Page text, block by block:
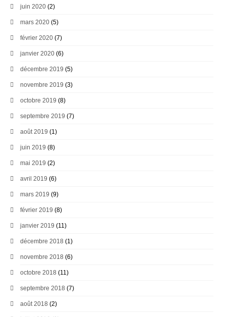
juin 2020 (2)
mars 2020 (5)
février 2020 (7)
janvier 2020 (6)
décembre 2019 (5)
novembre 2019 (3)
octobre 2019 (8)
septembre 2019 (7)
août 2019 (1)
juin 2019 (8)
mai 2019 (2)
avril 2019 (6)
mars 2019 (9)
février 2019 (8)
janvier 2019 (11)
décembre 2018 (1)
novembre 2018 (6)
octobre 2018 (11)
septembre 2018 (7)
août 2018 (2)